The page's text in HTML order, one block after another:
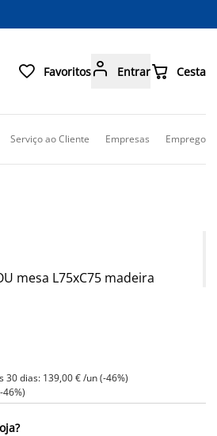
 Favoritos Entrar Cesta
Serviço ao Cliente Empresas Emprego
mesa L75xC75 madeira
30 dias: 139,00 € /un (-46%)